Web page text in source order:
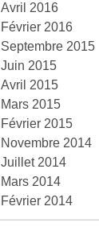
Avril 2016
Février 2016
Septembre 2015
Juin 2015
Avril 2015
Mars 2015
Février 2015
Novembre 2014
Juillet 2014
Mars 2014
Février 2014